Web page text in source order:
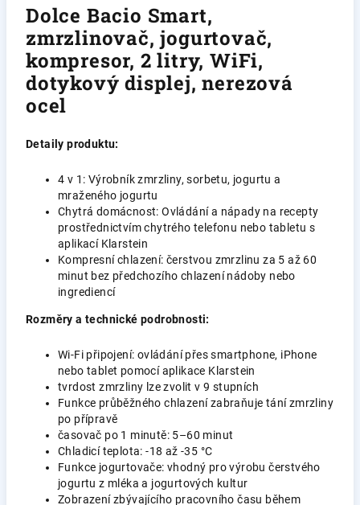
Dolce Bacio Smart,
zmrzlinovač, jogurtovač,
kompresor, 2 litry, WiFi,
dotykový displej, nerezová
ocel
Detaily produktu:
4 v 1: Výrobník zmrzliny, sorbetu, jogurtu a
mraženého jogurtu
Chytrá domácnost: Ovládání a nápady na recepty
prostřednictvím chytrého telefonu nebo tabletu s
aplikací Klarstein
Kompresní chlazení: čerstvou zmrzlinu za 5 až 60
minut bez předchozího chlazení nádoby nebo
ingrediencí
Rozměry a technické podrobnosti:
Wi-Fi připojení: ovládání přes smartphone, iPhone
nebo tablet pomocí aplikace Klarstein
tvrdost zmrzliny lze zvolit v 9 stupních
Funkce průběžného chlazení zabraňuje tání zmrzliny
po přípravě
časovač po 1 minutě: 5–60 minut
Chladicí teplota: -18 až -35 °C
Funkce jogurtovače: vhodný pro výrobu čerstvého
jogurtu z mléka a jogurtových kultur
Zobrazení zbývajícího pracovního času během